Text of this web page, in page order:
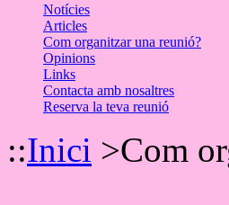
Notícies
Articles
Com organitzar una reunió?
Opinions
Links
Contacta amb nosaltres
Reserva la teva reunió
::Inici >Com